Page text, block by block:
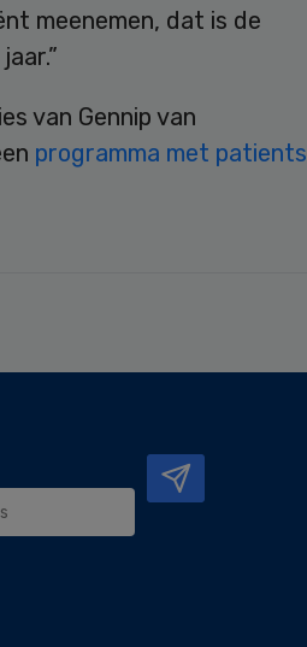
meenemen, dat is de
van Gennip van
programma met patients